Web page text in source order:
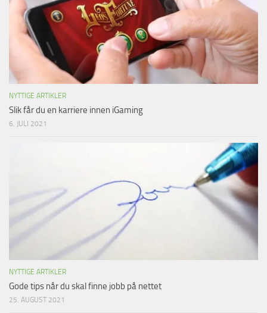
NYTTIGE ARTIKLER
Slik får du en karriere innen iGaming
6. JULI 2021
NYTTIGE ARTIKLER
Gode tips når du skal finne jobb på nettet
25. AUGUST 2021